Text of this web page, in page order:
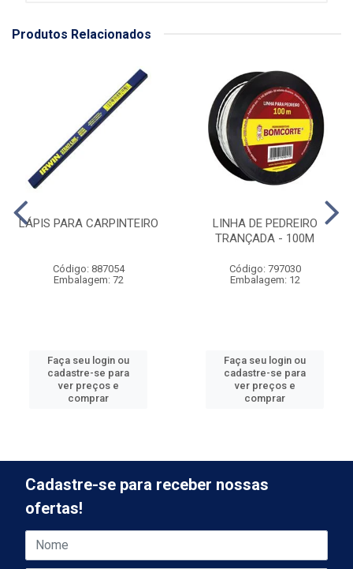
Produtos Relacionados
LÁPIS PARA CARPINTEIRO
Código: 887054
Embalagem: 72
Faça seu login ou
cadastre-se para
ver preços e
comprar
LINHA DE PEDREIRO
TRANÇADA - 100M
Código: 797030
Embalagem: 12
Faça seu login ou
cadastre-se para
ver preços e
comprar
Cadastre-se para receber nossas
ofertas!